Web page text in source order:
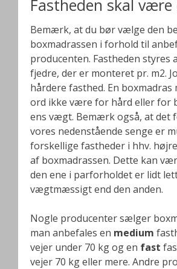
Fastheden skal være
Bemærk, at du bør vælge den
boxmadrassen i forhold til
producenten. Fastheden styres
fjedre, der er monteret pr. m2.
hårdere fasthed. En boxmadras
ord ikke være for hård eller for
ens vægt. Bemærk også, at det
vores nedenstående senge er
forskellige fastheder i hhv.
af boxmadrassen. Dette kan
den ene i parforholdet er lidt
vægtmæssigt end den anden.
Nogle producenter sælger
man anbefales en medium
vejer under 70 kg og en fast
vejer 70 kg eller mere. Andre